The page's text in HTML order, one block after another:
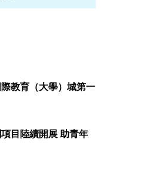
教育（大學）城第一
目陸續開展 助青年